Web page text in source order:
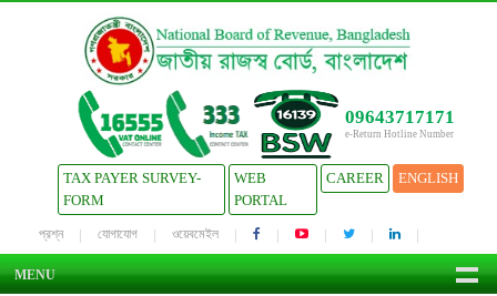
09643717171
e-Return Hotline Number
TAX PAYER SURVEY-
FORM
WEB
PORTAL
CAREER ENGLISH
প্রশ্ন যোগাযোগ ওয়েবমেইল
MENU